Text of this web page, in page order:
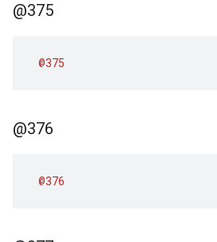
@375
@375
@376
@376